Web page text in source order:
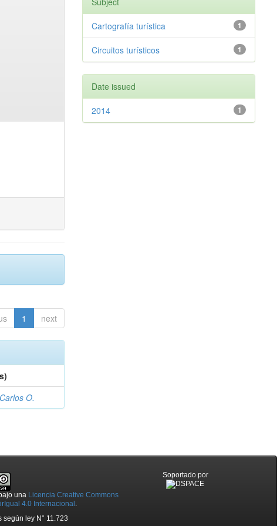
1 next
O.
1
Cartografía turística
1
Circuitos turísticos
Date issued
1
2014
una Licencia Creative Commons
4.0 Internacional .
ley N° 11.723
Soportado por